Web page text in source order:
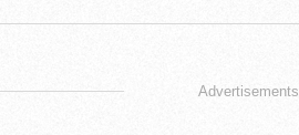
Advertisements